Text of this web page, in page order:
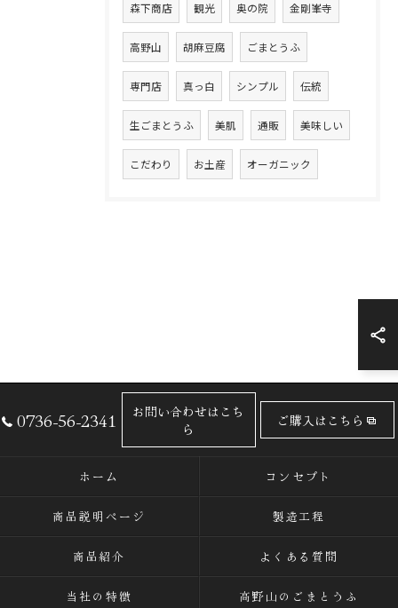
森下商店 観光 奥の院 金剛峯寺
高野山 胡麻豆腐 ごまとうふ
専門店 真っ白 シンプル 伝統
生ごまとうふ 美肌 通販 美味しい
こだわり お土産 オーガニック
0736-56-2341
お問い合わせはこち
ら
ご購入はこちら
ホーム コンセプト
商品説明ページ 製造工程
商品紹介 よくある質問
当社の特徴 高野山のごまとうふ